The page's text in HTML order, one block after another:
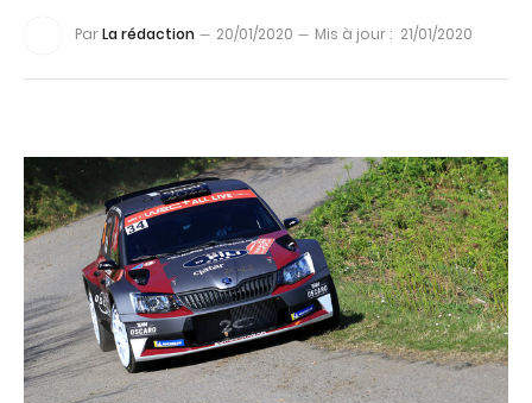
ParLa rédaction 20/01/2020 Mis à jour : 21/01/2020